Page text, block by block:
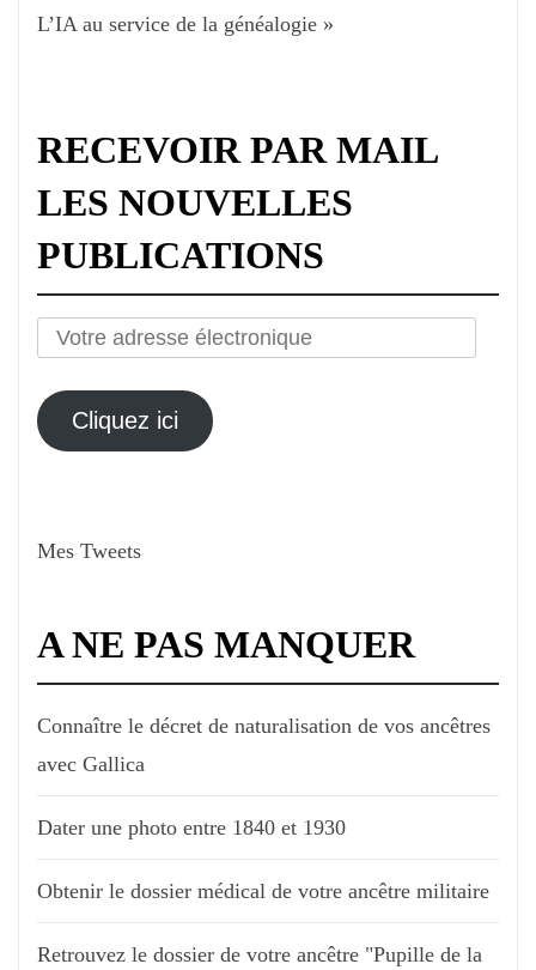
L’IA au service de la généalogie »
RECEVOIR PAR MAIL
LES NOUVELLES
PUBLICATIONS
Votre
électronique
Cliquez ici
Mes Tweets
A NE PAS MANQUER
Connaître le décret de naturalisation de vos ancêtres
avec Gallica
Dater une photo entre 1840 et 1930
Obtenir le dossier médical de votre ancêtre militaire
Retrouvez le dossier de votre ancêtre "Pupille de la